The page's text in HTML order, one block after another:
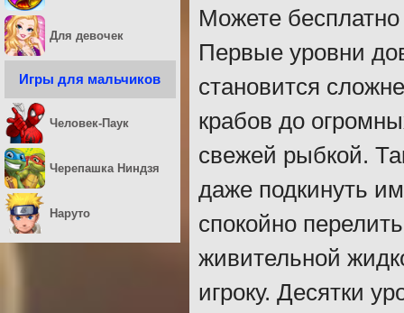
Можете
Первые уровни
становится
крабов до
свежей рыбкой.
даже подкинуть
спокойно
живительной
игроку. Десятки
Для девочек
Игры для мальчиков
Человек-Паук
Черепашка Ниндзя
Наруто